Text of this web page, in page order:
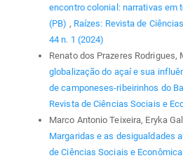
encontro colonial: narrativas em
(PB) , Raízes: Revista de
44 n. 1 (2024)
Renato dos Prazeres Rodrigues,
globalização do açaí e sua
de camponeses-ribeirinhos do
Revista de Ciências Sociais e
Marco Antonio Teixeira, Eryka
Margaridas e as desigualdades
de Ciências Sociais e